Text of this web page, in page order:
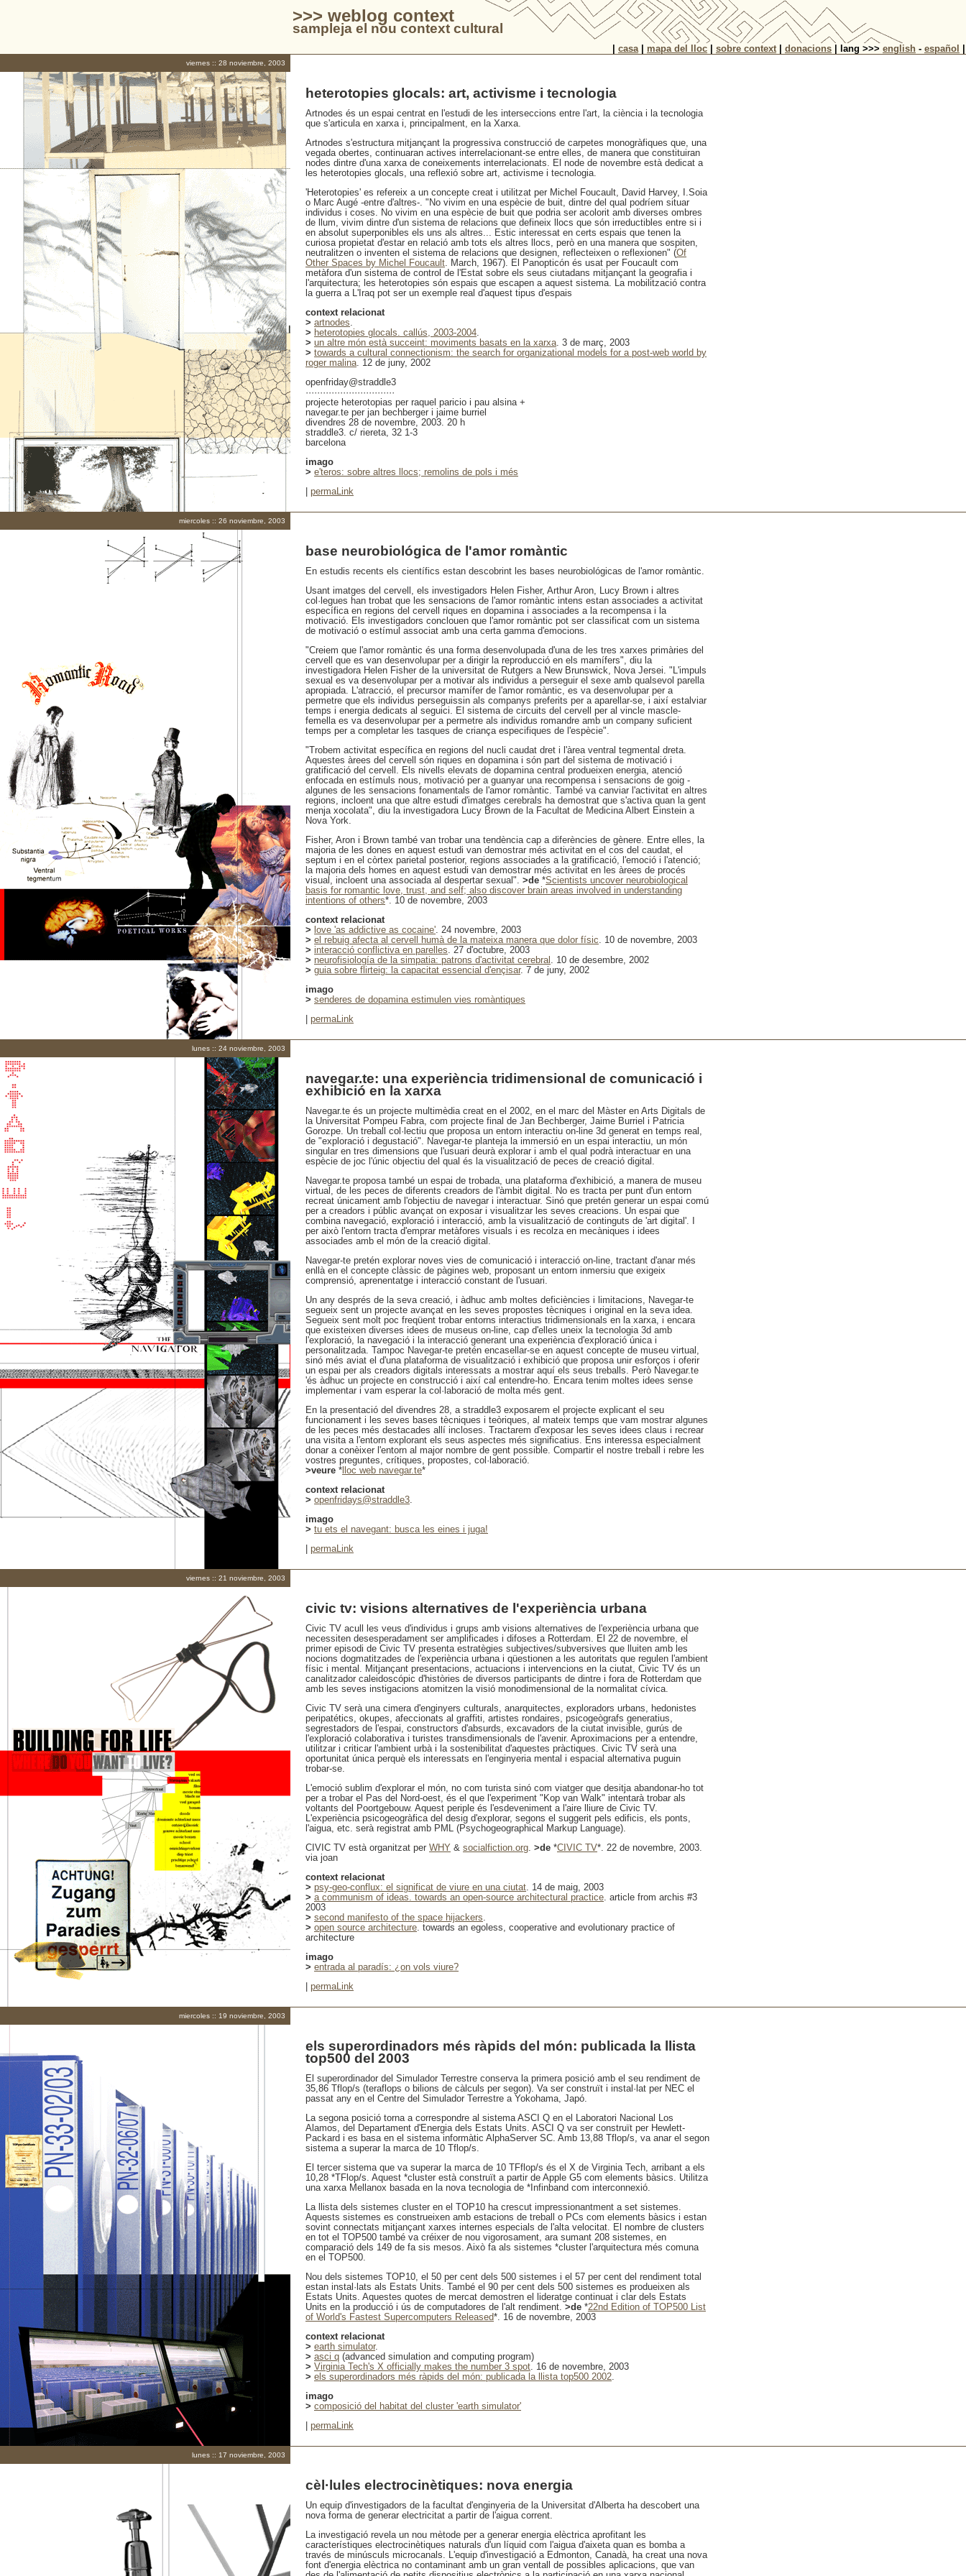
>>> weblog context
sampleja el nou context cultural
casa| mapa del lloc sobre context| donacions | lang >>> english - español
viernes :: 28 noviembre, 2003
heterotopies glocals: art, activisme i tecnologia
Artnodes és un espai centrat en l'estudi de les interseccions entre l'art, la ciència i la tecnologia
que s'articula en xarxa i, principalment, en la Xarxa.
Artnodes s'estructura mitjançant la progressiva construcció de carpetes monogràfiques que, una
vegada obertes, continuaran actives interrelacionant-se entre elles, de manera que constituiran
nodes dintre d'una xarxa de coneixements interrelacionats. El node de novembre està dedicat a
les heterotopies glocals, una reflexió sobre art, activisme i tecnologia.
'Heterotopies' es refereix a un concepte creat i utilitzat per Michel Foucault, David Harvey, I.Soia
o Marc Augé -entre d'altres-. "No vivim en una espècie de buit, dintre del qual podríem situar
individus i coses. No vivim en una espècie de buit que podria ser acolorit amb diverses ombres
de llum, vivim dintre d'un sistema de relacions que defineix llocs que són irreductibles entre si i
en absolut superponibles els uns als altres... Estic interessat en certs espais que tenen la
curiosa propietat d'estar en relació amb tots els altres llocs, però en una manera que sospiten,
neutralitzen o inventen el sistema de relacions que designen, reflecteixen o reflexionen" (Of
Other Spaces by Michel Foucault. March, 1967). El Panopticón és usat per Foucault com
metàfora d'un sistema de control de l'Estat sobre els seus ciutadans mitjançant la geografia i
l'arquitectura; les heterotopies són espais que escapen a aquest sistema. La mobilització contra
la guerra a L'Iraq pot ser un exemple real d'aquest tipus d'espais
context relacionat
> artnodes.
> heterotopies glocals. callús, 2003-2004.
> un altre món està succeint: moviments basats en la xarxa. 3 de març, 2003
> towards a cultural connectionism: the search for organizational models for a post-web world by
roger malina. 12 de juny, 2002
openfriday@straddle3
·······························
projecte heterotopias per raquel paricio i pau alsina +
navegar.te per jan bechberger i jaime burriel
divendres 28 de novembre, 2003. 20 h
straddle3. c/ riereta, 32 1-3
barcelona
imago
> e'teros: sobre altres llocs; remolins de pols i més
permaLink
miercoles :: 26 noviembre, 2003
base neurobiológica de l'amor romàntic
En estudis recents els científics estan descobrint les bases neurobiológicas de l'amor romàntic.
Usant imatges del cervell, els investigadors Helen Fisher, Arthur Aron, Lucy Brown i altres
col·legues han trobat que les sensacions de l'amor romàntic intens estan associades a activitat
específica en regions del cervell riques en dopamina i associades a la recompensa i la
motivació. Els investigadors conclouen que l'amor romàntic pot ser classificat com un sistema
de motivació o estímul associat amb una certa gamma d'emocions.
"Creiem que l'amor romàntic és una forma desenvolupada d'una de les tres xarxes primàries del
cervell que es van desenvolupar per a dirigir la reproducció en els mamífers", diu la
investigadora Helen Fisher de la universitat de Rutgers a New Brunswick, Nova Jersei. "L'impuls
sexual es va desenvolupar per a motivar als individus a perseguir el sexe amb qualsevol parella
apropiada. L'atracció, el precursor mamífer de l'amor romàntic, es va desenvolupar per a
permetre que els individus perseguissin als companys preferits per a aparellar-se, i així estalviar
temps i energia dedicats al seguici. El sistema de circuits del cervell per al vincle mascle-
femella es va desenvolupar per a permetre als individus romandre amb un company suficient
temps per a completar les tasques de criança especifiques de l'espècie".
"Trobem activitat específica en regions del nucli caudat dret i l'àrea ventral tegmental dreta.
Aquestes àrees del cervell són riques en dopamina i són part del sistema de motivació i
gratificació del cervell. Els nivells elevats de dopamina central produeixen energia, atenció
enfocada en estímuls nous, motivació per a guanyar una recompensa i sensacions de goig -
algunes de les sensacions fonamentals de l'amor romàntic. També va canviar l'activitat en altres
regions, incloent una que altre estudi d'imatges cerebrals ha demostrat que s'activa quan la gent
menja xocolata", diu la investigadora Lucy Brown de la Facultat de Medicina Albert Einstein a
Nova York.
Fisher, Aron i Brown també van trobar una tendència cap a diferències de gènere. Entre elles, la
majoria de les dones en aquest estudi van demostrar més activitat en el cos del caudat, el
septum i en el còrtex parietal posterior, regions associades a la gratificació, l'emoció i l'atenció;
la majoria dels homes en aquest estudi van demostrar més activitat en les àrees de procés
visual, incloent una associada al despertar sexual". >de *Scientists uncover neurobiological
basis for romantic love, trust, and self; also discover brain areas involved in understanding
intentions of others*. 10 de novembre, 2003
context relacionat
> love 'as addictive as cocaine'. 24 novembre, 2003
> el rebuig afecta al cervell humà de la mateixa manera que dolor físic. 10 de novembre, 2003
> interacció conflictiva en parelles. 27 d'octubre, 2003
> neurofisiología de la simpatia: patrons d'activitat cerebral . 10 de desembre, 2002
> guia sobre flirteig: la capacitat essencial d'ençisar. 7 de juny, 2002
imago
> senderes de dopamina estimulen vies romàntiques
permaLink
lunes :: 24 noviembre, 2003
navegar.te: una experiència tridimensional de comunicació i
exhibició en la xarxa
Navegar.te és un projecte multimèdia creat en el 2002, en el marc del Màster en Arts Digitals de
la Universitat Pompeu Fabra, com projecte final de Jan Bechberger, Jaime Burriel i Patricia
Gorozpe. Un treball col·lectiu que proposa un entorn interactiu on-line 3d generat en temps real,
de "exploració i degustació". Navegar-te planteja la immersió en un espai interactiu, un món
singular en tres dimensions que l'usuari deurà explorar i amb el qual podrà interactuar en una
espècie de joc l'únic objectiu del qual és la visualització de peces de creació digital.
Navegar.te proposa també un espai de trobada, una plataforma d'exhibició, a manera de museu
virtual, de les peces de diferents creadors de l'àmbit digital. No es tracta per punt d'un entorn
recreat únicament amb l'objectiu de navegar i interactuar. Sinó que pretén generar un espai comú
per a creadors i públic avançat on exposar i visualitzar les seves creacions. Un espai que
combina navegació, exploració i interacció, amb la visualització de continguts de 'art digital'. I
per això l'entorn tracta d'emprar metàfores visuals i es recolza en mecàniques i idees
associades amb el món de la creació digital.
Navegar-te pretén explorar noves vies de comunicació i interacció on-line, tractant d'anar més
enllà en el concepte clàssic de pàgines web, proposant un entorn inmersiu que exigeix
comprensió, aprenentatge i interacció constant de l'usuari.
Un any després de la seva creació, i àdhuc amb moltes deficiències i limitacions, Navegar-te
segueix sent un projecte avançat en les seves propostes tècniques i original en la seva idea.
Segueix sent molt poc freqüent trobar entorns interactius tridimensionals en la xarxa, i encara
que existeixen diverses idees de museus on-line, cap d'elles uneix la tecnologia 3d amb
l'exploració, la navegació i la interacció generant una experiència d'exploració única i
personalitzada. Tampoc Navegar-te pretén encasellar-se en aquest concepte de museu virtual,
sinó més aviat el d'una plataforma de visualització i exhibició que proposa unir esforços i oferir
un espai per als creadors digitals interessats a mostrar aquí els seus treballs. Però Navegar.te
'és àdhuc un projecte en construcció i així cal entendre-ho. Encara tenim moltes idees sense
implementar i vam esperar la col·laboració de molta més gent.
En la presentació del divendres 28, a straddle3 exposarem el projecte explicant el seu
funcionament i les seves bases tècniques i teòriques, al mateix temps que vam mostrar algunes
de les peces més destacades allí incloses. Tractarem d'exposar les seves idees claus i recrear
una visita a l'entorn explorant els seus aspectes més significatius. Ens interessa especialment
donar a conèixer l'entorn al major nombre de gent possible. Compartir el nostre treball i rebre les
vostres preguntes, crítiques, propostes, col·laboració.
>veure * lloc web navegar.te*
context relacionat
> openfridays@straddle3.
imago
> tu ets el navegant: busca les eines i juga!
permaLink
viernes :: 21 noviembre, 2003
civic tv: visions alternatives de l'experiència urbana
Civic TV acull les veus d'individus i grups amb visions alternatives de l'experiència urbana que
necessiten desesperadament ser amplificades i difoses a Rotterdam. El 22 de novembre, el
primer episodi de Civic TV presenta estratègies subjectives/subversives que lluiten amb les
nocions dogmatitzades de l'experiència urbana i qüestionen a les autoritats que regulen l'ambient
físic i mental. Mitjançant presentacions, actuacions i intervencions en la ciutat, Civic TV és un
canalitzador caleidoscópic d'històries de diversos participants de dintre i fora de Rotterdam que
amb les seves instigacions atomitzen la visió monodimensional de la normalitat cívica.
Civic TV serà una cimera d'enginyers culturals, anarquitectes, exploradors urbans, hedonistes
peripatétics, okupes, afeccionats al graffiti, artistes rondaires, psicogeògrafs generatius,
segrestadors de l'espai, constructors d'absurds, excavadors de la ciutat invisible, gurús de
l'exploració colaborativa i turistes transdimensionals de l'avenir. Aproximacions per a entendre,
utilitzar i criticar l'ambient urbà i la sostenibilitat d'aquestes pràctiques. Civic TV serà una
oportunitat única perquè els interessats en l'enginyeria mental i espacial alternativa puguin
trobar-se.
L'emoció sublim d'explorar el món, no com turista sinó com viatger que desitja abandonar-ho tot
per a trobar el Pas del Nord-oest, és el que l'experiment "Kop van Walk" intentarà trobar als
voltants del Poortgebouw. Aquest periple és l'esdeveniment a l'aire lliure de Civic TV.
L'experiència psicogeogràfica del desig d'explorar, segons el suggerit pels edificis, els ponts,
l'aigua, etc. serà registrat amb PML (Psychogeographical Markup Language).
CIVIC TV està organitzat per WHY & socialfiction.org. >de *CIVIC TV*. 22 de novembre, 2003.
via joan
context relacionat
> psy-geo-conflux: el significat de viure en una ciutat. 14 de maig, 2003
> a communism of ideas. towards an open-source architectural practice. article from archis #3
2003
> second manifesto of the space hijackers.
> open source architecture. towards an egoless, cooperative and evolutionary practice of
architecture
imago
> entrada al paradís: ¿on vols viure?
permaLink
miercoles :: 19 noviembre, 2003
els superordinadors més ràpids del món: publicada la llista
top500 del 2003
El superordinador del Simulador Terrestre conserva la primera posició amb el seu rendiment de
35,86 Tflop/s (teraflops o bilions de càlculs per segon). Va ser construït i instal·lat per NEC el
passat any en el Centre del Simulador Terrestre a Yokohama, Japó.
La segona posició torna a correspondre al sistema ASCI Q en el Laboratori Nacional Los
Alamos, del Departament d'Energia dels Estats Units. ASCI Q va ser construït per Hewlett-
Packard i es basa en el sistema informàtic AlphaServer SC. Amb 13,88 Tflop/s, va anar el segon
sistema a superar la marca de 10 Tflop/s.
El tercer sistema que va superar la marca de 10 TFflop/s és el X de Virginia Tech, arribant a els
10,28 *TFlop/s. Aquest *cluster està construït a partir de Apple G5 com elements bàsics. Utilitza
una xarxa Mellanox basada en la nova tecnologia de *Infinband com interconnexió.
La llista dels sistemes cluster en el TOP10 ha crescut impressionantment a set sistemes.
Aquests sistemes es construeixen amb estacions de treball o PCs com elements bàsics i estan
sovint connectats mitjançant xarxes internes especials de l'alta velocitat. El nombre de clusters
en tot el TOP500 també va créixer de nou vigorosament, ara sumant 208 sistemes, en
comparació dels 149 de fa sis mesos. Això fa als sistemes *cluster l'arquitectura més comuna
en el TOP500.
Nou dels sistemes TOP10, el 50 per cent dels 500 sistemes i el 57 per cent del rendiment total
estan instal·lats als Estats Units. També el 90 per cent dels 500 sistemes es produeixen als
Estats Units. Aquestes quotes de mercat demostren el lideratge continuat i clar dels Estats
Units en la producció i ús de computadores de l'alt rendiment. >de *22nd Edition of TOP500 List
of World's Fastest Supercomputers Released*. 16 de novembre, 2003
context relacionat
> earth simulator.
> asci q (advanced simulation and computing program)
> Virginia Tech's X officially makes the number 3 spot. 16 de novembre, 2003
> els superordinadors més ràpids del món: publicada la llista top500 2002.
imago
> composició del habitat del cluster 'earth simulator'
permaLink
lunes :: 17 noviembre, 2003
cèl·lules electrocinètiques: nova energia
Un equip d'investigadors de la facultat d'enginyeria de la Universitat d'Alberta ha descobert una
nova forma de generar electricitat a partir de l'aigua corrent.
La investigació revela un nou mètode per a generar energia elèctrica aprofitant les
característiques electrocinètiques naturals d'un líquid com l'aigua d'aixeta quan es bomba a
través de minúsculs microcanals. L'equip d'investigació a Edmonton, Canadà, ha creat una nova
font d'energia elèctrica no contaminant amb un gran ventall de possibles aplicacions, que van